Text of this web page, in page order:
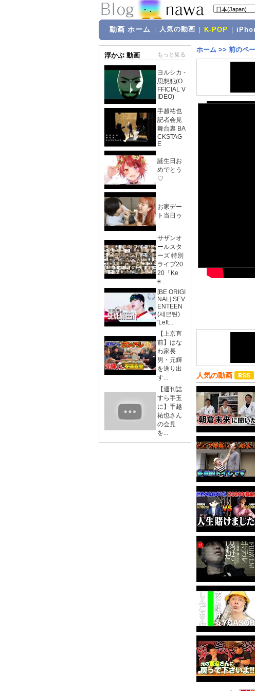
動画 ホーム 人気の動画 K-POP
浮かぶ 動画 もっと見る
ヨルシカ -
思想犯(O
FFICIAL V
IDEO)
手越祐也
記者会見
舞台裏 BA
CKSTAG
E
誕生日お
めでとう
♡
お家デー
ト当日ゥ
サザンオ
ールスタ
ーズ 特別
ライブ20
20「Ke
e...
[BE ORIGI
NAL] SEV
ENTEEN
(세븐틴)
'Left...
【上京直
前】はな
わ家長
男・元輝
を送り出
す...
【週刊誌
すら手玉
に】手越
祐也さん
の会見
を...
ホーム >> 前のペ
人気の動画